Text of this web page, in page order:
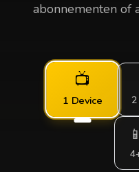
abonnementen of
📺
1 Device